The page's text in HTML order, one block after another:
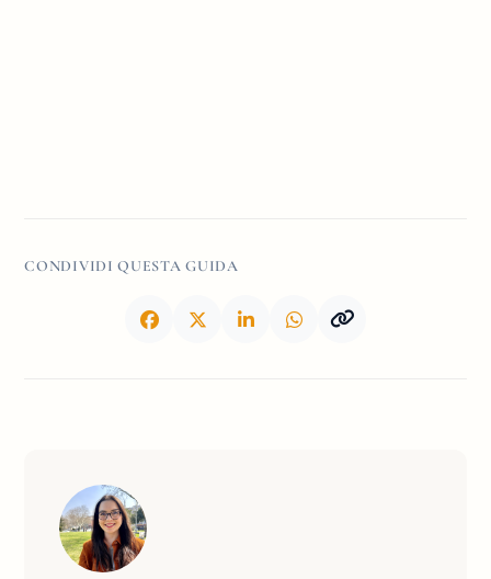
CONDIVIDI QUESTA GUIDA